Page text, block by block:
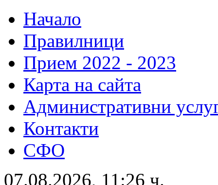
Начало
Правилници
Прием 2022 - 2023
Карта на сайта
Административни
Контакти
СФО
07.08.2026, 11:26 ч.